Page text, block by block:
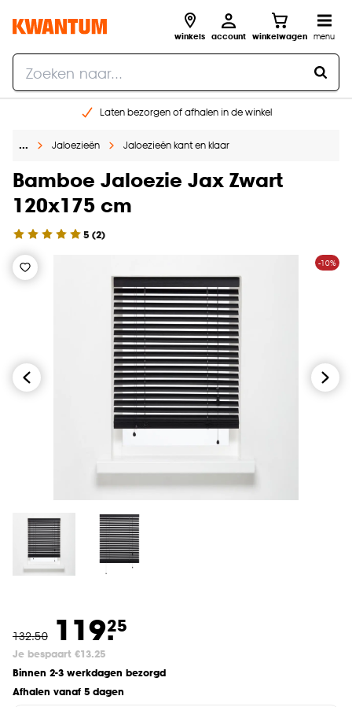
winkels account winkelwagen menu
Laten bezorgen of afhalen in de winkel
Gratis raam advies en inmeten aan huis
… Jaloezieën Jaloezieën kant en klaar
Bamboe Jaloezie Jax Zwart
120x175 cm
5 (2)
-10%
132.50 119.25
Je bespaart €13.25
Binnen 2-3 werkdagen bezorgd
Afhalen vanaf 5 dagen